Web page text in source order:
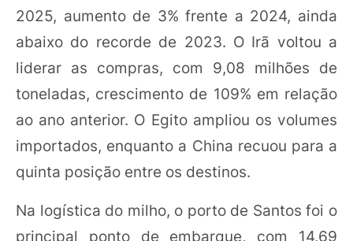
2025, aumento de 3% frente a 2024, ainda
abaixo do recorde de 2023. O Irã voltou a
liderar as compras, com 9,08 milhões de
toneladas, crescimento de 109% em relação
ao ano anterior. O Egito ampliou os volumes
importados, enquanto a China recuou para a
quinta posição entre os destinos.
Na logística do milho, o porto de Santos foi o
principal ponto de embarque, com 14,69